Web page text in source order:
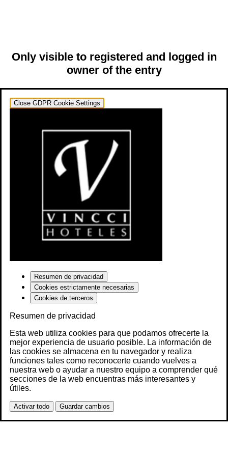
Only visible to registered and logged in
owner of the entry
Close GDPR Cookie Settings
Resumen de privacidad
Cookies estrictamente necesarias
Cookies de terceros
Resumen de privacidad
Esta web utiliza cookies para que podamos ofrecerte la
mejor experiencia de usuario posible. La información de
las cookies se almacena en tu navegador y realiza
funciones tales como reconocerte cuando vuelves a
nuestra web o ayudar a nuestro equipo a comprender qué
secciones de la web encuentras más interesantes y
útiles.
Activar todo Guardar cambios